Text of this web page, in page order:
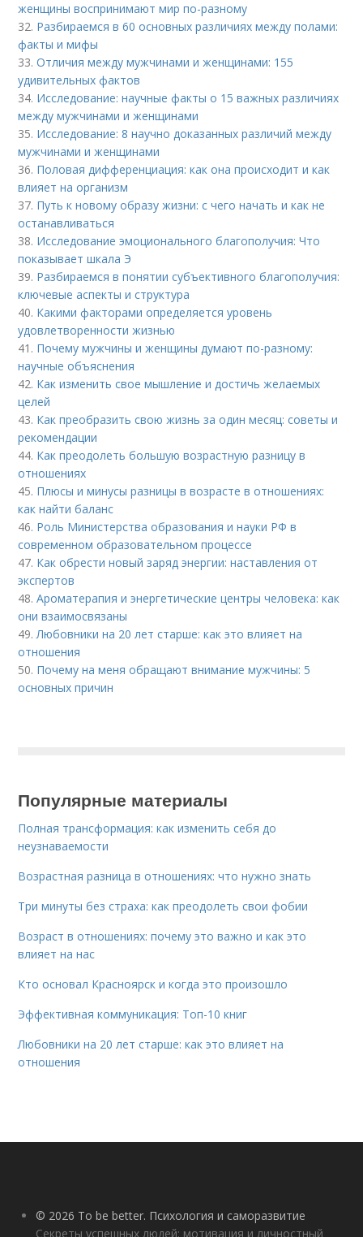
женщины воспринимают мир по-разному
32. Разбираемся в 60 основных различиях между полами:
факты и мифы
33.Отличия между мужчинами и женщинами: 155
удивительных фактов
34. Исследование: научные факты о 15 важных различиях
между мужчинами и женщинами
35. Исследование: 8 научно доказанных различий между
мужчинами и женщинами
36. Половая дифференциация: как она происходит и как
влияет на организм
37. Путь к новому образу жизни: с чего начать и как не
останавливаться
38. Исследование эмоционального благополучия: Что
показывает шкала Э
39. Разбираемся в понятии субъективного благополучия:
ключевые аспекты и структура
40. Какими факторами определяется уровень
удовлетворенности жизнью
41. Почему мужчины и женщины думают по-разному:
научные объяснения
42. Как изменить свое мышление и достичь желаемых
целей
43. Как преобразить свою жизнь за один месяц: советы и
рекомендации
44. Как преодолеть большую возрастную разницу в
отношениях
45. Плюсы и минусы разницы в возрасте в отношениях:
как найти баланс
46. Роль Министерства образования и науки РФ в
современном образовательном процессе
47. Как обрести новый заряд энергии: наставления от
экспертов
48.Ароматерапия и энергетические центры человека: как
они взаимосвязаны
49.Любовники на 20 лет старше: как это влияет на
отношения
50. Почему на меня обращают внимание мужчины: 5
основных причин
Популярные материалы
Полная трансформация: как изменить себя до
неузнаваемости
Возрастная разница в отношениях: что нужно знать
Три минуты без страха: как преодолеть свои фобии
Возраст в отношениях: почему это важно и как это
влияет на нас
Кто основал Красноярск и когда это произошло
Эффективная коммуникация: Топ-10 книг
Любовники на 20 лет старше: как это влияет на
отношения
© 2026 To be better. Психология и саморазвитие
Секреты успешных людей: мотивация и личностный